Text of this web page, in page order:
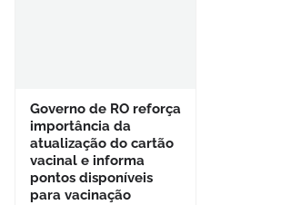
Governo de RO reforça
importância da
atualização do cartão
vacinal e informa
pontos disponíveis
para vacinação